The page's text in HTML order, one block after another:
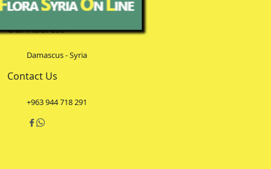
Our Address
Damascus - Syria
Contact Us
+963 944 718 291